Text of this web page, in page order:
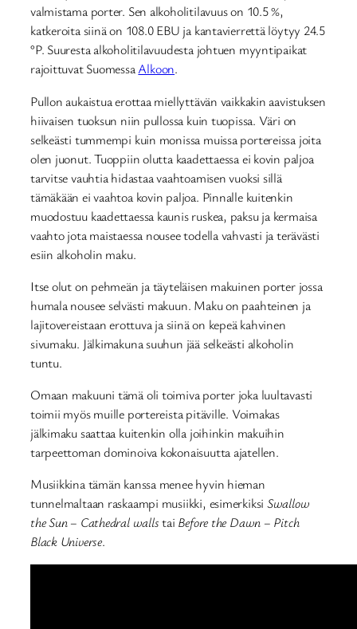
valmistama porter. Sen alkoholitilavuus on 10.5 %,
katkeroita siinä on 108.0 EBU ja kantavierrettä löytyy 24.5
°P. Suuresta alkoholitilavuudesta johtuen myyntipaikat
rajoittuvat SuomessaAlkoon.
Pullon aukaistua erottaa miellyttävän vaikkakin aavistuksen
hiivaisen tuoksun niin pullossa kuin tuopissa. Väri on
selkeästi tummempi kuin monissa muissa portereissa joita
olen juonut. Tuoppiin olutta kaadettaessa ei kovin paljoa
tarvitse vauhtia hidastaa vaahtoamisen vuoksi sillä
tämäkään ei vaahtoa kovin paljoa. Pinnalle kuitenkin
muodostuu kaadettaessa kaunis ruskea, paksu ja kermaisa
vaahto jota maistaessa nousee todella vahvasti ja terävästi
esiin alkoholin maku.
Itse olut on pehmeän ja täyteläisen makuinen porter jossa
humala nousee selvästi makuun. Maku on paahteinen ja
lajitovereistaan erottuva ja siinä on kepeä kahvinen
sivumaku. Jälkimakuna suuhun jää selkeästi alkoholin
tuntu.
Omaan makuuni tämä oli toimiva porter joka luultavasti
toimii myös muille portereista pitäville. Voimakas
jälkimaku saattaa kuitenkin olla joihinkin makuihin
tarpeettoman dominoiva kokonaisuutta ajatellen.
Musiikkina tämän kanssa menee hyvin hieman
tunnelmaltaan raskaampi musiikki, esimerkiksi Swallow
the Sun – Cathedral wallstai Before the Dawn – Pitch
Black Universe.